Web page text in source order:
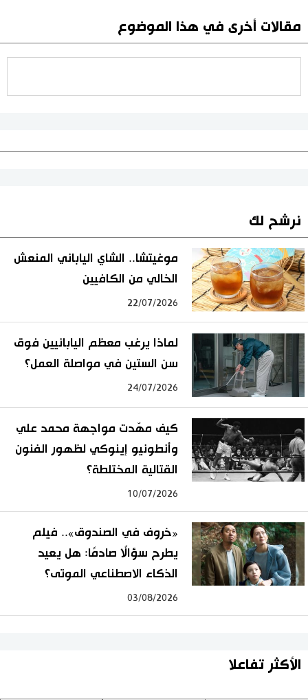
مقالات أخرى في هذا الموضوع
نرشح لك
موغيتشا.. الشاي الياباني المنعش
الخالي من الكافيين
22/07/2026
لماذا يرغب معظم اليابانيين فوق
سن الستين في مواصلة العمل؟
24/07/2026
كيف مهّدت مواجهة محمد علي
وأنطونيو إينوكي لظهور الفنون
القتالية المختلطة؟
10/07/2026
«خروف في الصندوق».. فيلم
يطرح سؤالًا صادمًا: هل يعيد
الذكاء الاصطناعي الموتى؟
03/08/2026
الأكثر تفاعلا